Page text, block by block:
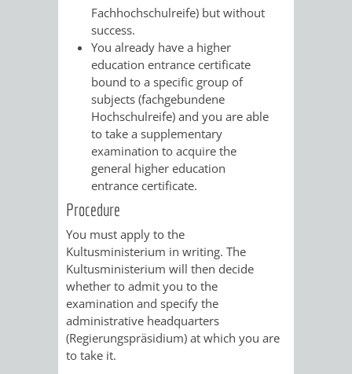
FÜR UND
Fachhochschulreife) but without
success.
You already have a higher
education entrance certificate
bound to a specific group of
subjects (fachgebundene
Hochschulreife) and you are able
to take a supplementary
examination to acquire the
general higher education
entrance certificate.
Procedure
You must apply to the
Kultusministerium in writing. The
Kultusministerium will then decide
whether to admit you to the
examination and specify the
administrative headquarters
(Regierungspräsidium) at which you are
to take it.